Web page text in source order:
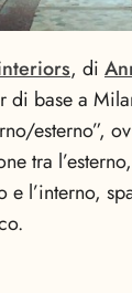
, di
di base a
esterno”,
tra
e l’interno,